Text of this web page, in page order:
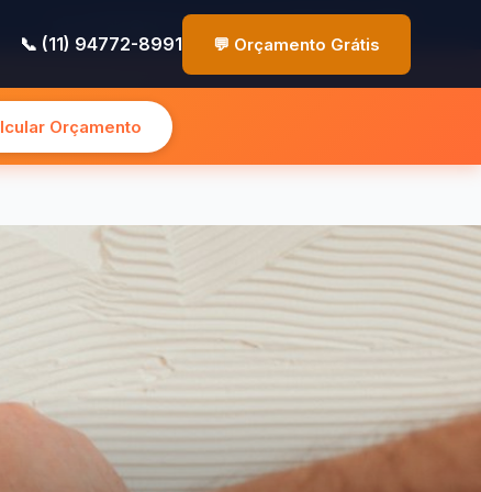
✉️ contato@pinturasp.com.br 📞 (11) 94772-8991
📞 (11) 94772-8991 💬 Orçamento Grátis
Orçamento